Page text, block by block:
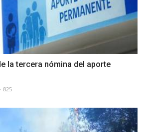
la tercera nómina del aporte
825